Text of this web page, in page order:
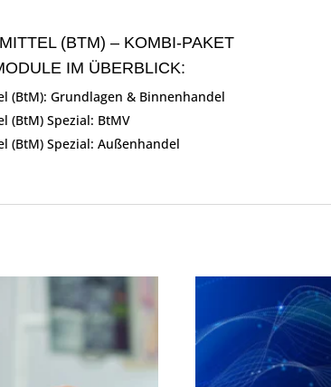
(BTM) – KOMBI-PAKET
IM ÜBERBLICK:
(BtM): Grundlagen & Binnenhandel
(BtM) Spezial: BtMV
(BtM) Spezial: Außenhandel